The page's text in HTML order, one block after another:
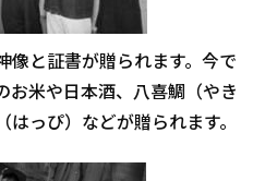
と証書が贈られます。今で
お米や日本酒、八喜鯛（やき
っぴ）などが贈られます。